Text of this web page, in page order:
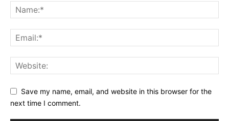
Save my name, email, and website in this browser for the
next time I comment.